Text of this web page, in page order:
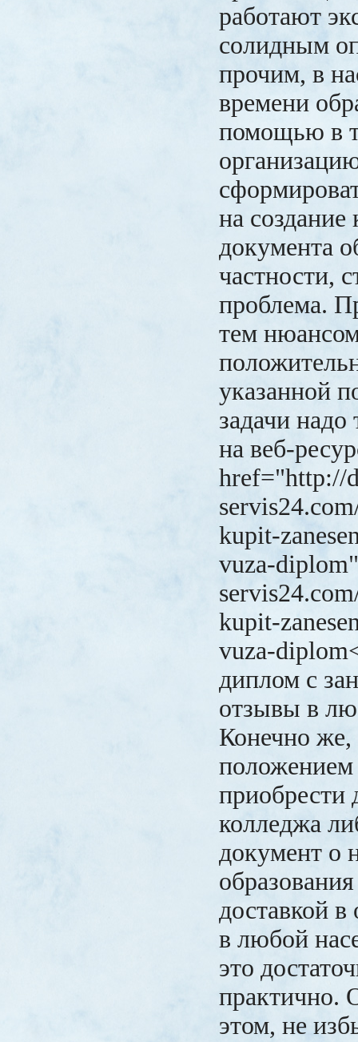
работают
солидным
прочим, в
времени
помощью в
на создание
документа
частности,
проблема.
тем
указанной
задачи надо
на веб-
href="http://
kupit-
vuza-
kupit-
vuza-
диплом с
отзывы в
Конечно
положением
колледжа
документ о
доставкой в
в любой
это
практично.
этом, не